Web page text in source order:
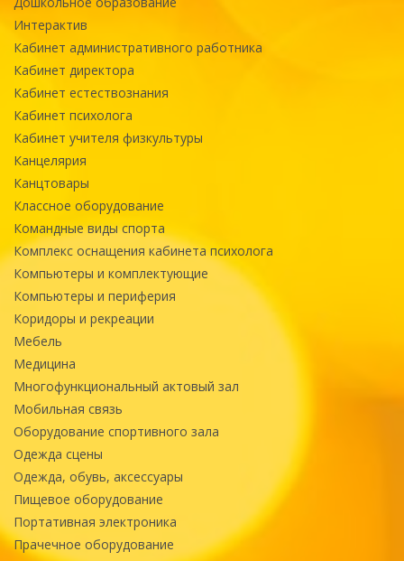
Интерактив
Кабинет административного работника
Кабинет директора
Кабинет естествознания
Кабинет психолога
Кабинет учителя физкультуры
Канцелярия
Канцтовары
Классное оборудование
Командные виды спорта
Комплекс оснащения кабинета психолога
Компьютеры и комплектующие
Компьютеры и периферия
Коридоры и рекреации
Мебель
Медицина
Многофункциональный актовый зал
Мобильная связь
Оборудование спортивного зала
Одежда сцены
Одежда, обувь, аксессуары
Пищевое оборудование
Портативная электроника
Прачечное оборудование